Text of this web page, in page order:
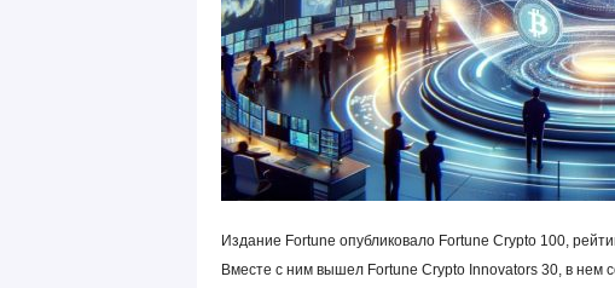
Издание Fortune опубликовало Fortune Crypto 100,
Вместе с ним вышел Fortune Crypto Innovators 30, в нем